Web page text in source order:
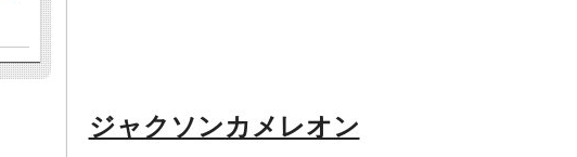
ジャクソンカメレオン